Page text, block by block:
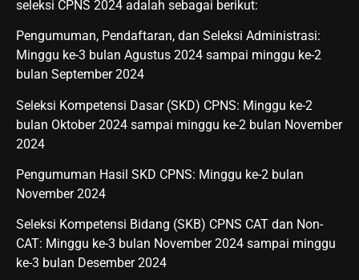
seleksi CPNS 2024 adalah sebagai berikut:
Pengumuman, Pendaftaran, dan Seleksi Administrasi:
Minggu ke-3 bulan Agustus 2024 sampai minggu ke-2
bulan September 2024
Seleksi Kompetensi Dasar (SKD) CPNS: Minggu ke-2
bulan Oktober 2024 sampai minggu ke-2 bulan November
2024
Pengumuman Hasil SKD CPNS: Minggu ke-2 bulan
November 2024
Seleksi Kompetensi Bidang (SKB) CPNS CAT dan Non-
CAT: Minggu ke-3 bulan November 2024 sampai minggu
ke-3 bulan Desember 2024